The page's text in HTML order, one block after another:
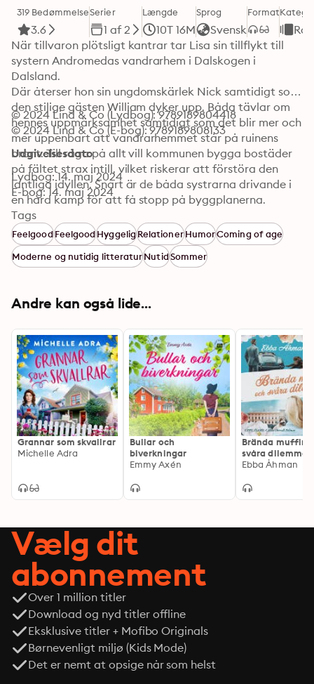
319 Bedømmelse
3.6
Serier
1 af 2
Længde
10T 16M
Sprog
Svensk
Format
När tillvaron plötsligt kantrar tar Lisa sin tillflykt till
systern Andromedas vandrarhem i Dalskogen i
Dalsland.
Där återser hon sin ungdomskärlek Nick samtidigt som
den stilige gästen William dyker upp. Båda tävlar om
hennes uppmärksamhet samtidigt som det blir mer och
mer uppenbart att vandrarhemmet står på ruinens
brant. Till råga på allt vill kommunen bygga bostäder
på fältet strax intill, vilket riskerar att förstöra den
lantliga idyllen. Snart är de båda systrarna drivande i
en hård kamp för att få stopp på byggplanerna.
Kommer de lyckas? Och kommer någon av männen till
slut vinna Lisas gunst?
”Perfekta schackrutor och uppskruvade raggartoner”
är den första delen i serien om människorna i
© 2024 Lind & Co (Lydbog): 9789189804418
© 2024 Lind & Co (E-bog): 9789189808133
Udgivelsesdato
Lydbog: 14. maj 2024
E-bog: 14. maj 2024
Tags
FeelgoodFeelgoodHyggeligRelationerHumorComing of age
Moderne og nutidig litteraturNutidSommer
Andre kan også lide...
Grannar som skvallrar
Michelle Adra
Bullar och
biverkningar
Emmy Axén
Brända muffins
svåra dilemman
Ebba Åhman
Vælg dit
abonnement
Over 1 million titler
Download og nyd titler offline
Eksklusive titler + Mofibo Originals
Børnevenligt miljø (Kids Mode)
Det er nemt at opsige når som helst